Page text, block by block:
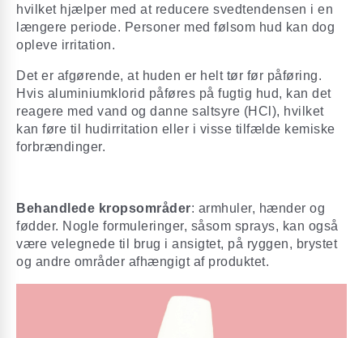
hvilket hjælper med at reducere svedtendensen i en
længere periode. Personer med følsom hud kan dog
opleve irritation.
Det er afgørende, at huden er helt tør før påføring.
Hvis aluminiumklorid påføres på fugtig hud, kan det
reagere med vand og danne saltsyre (HCl), hvilket
kan føre til hudirritation eller i visse tilfælde kemiske
forbrændinger.
Behandlede kropsområder: armhuler, hænder og
fødder. Nogle formuleringer, såsom sprays, kan også
være velegnede til brug i ansigtet, på ryggen, brystet
og andre områder afhængigt af produktet.